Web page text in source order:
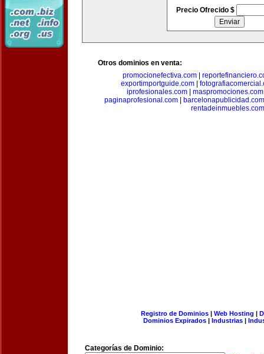
Precio Ofrecido $
Otros dominios en venta:
promocionefectiva.com
exportimportguide.com
iprofesionales.com
maspromociones.com
paginaprofesional.com|
barcelonapublicidad.com
rentadeinmuebles.com
Registro de Dominios| Web Hosting |
Dominios Expirados | Industrias |
Categorías de Dominio: